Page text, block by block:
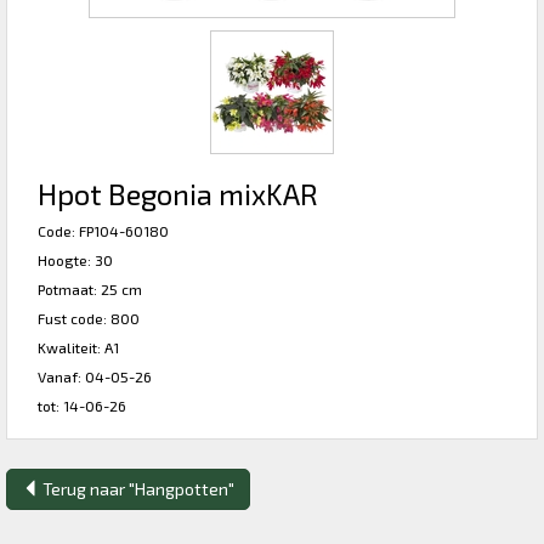
Hpot Begonia mixKAR
Code: FP104-60180
Hoogte: 30
Potmaat: 25 cm
Fust code: 800
Kwaliteit: A1
Vanaf: 04-05-26
tot: 14-06-26
Terug naar "Hangpotten"